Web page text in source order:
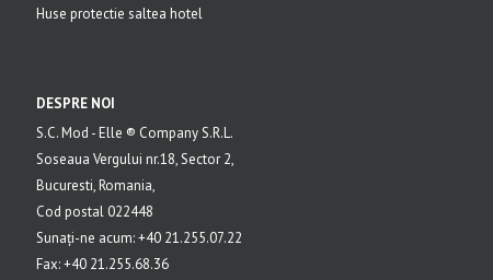
Huse protectie saltea hotel
DESPRE NOI
S.C. Mod - Elle ® Company S.R.L.
Soseaua Vergului nr.18, Sector 2,
Bucuresti, Romania,
Cod postal 022448
Sunați-ne acum: +40 21.255.07.22
Fax: +40 21.255.68.36